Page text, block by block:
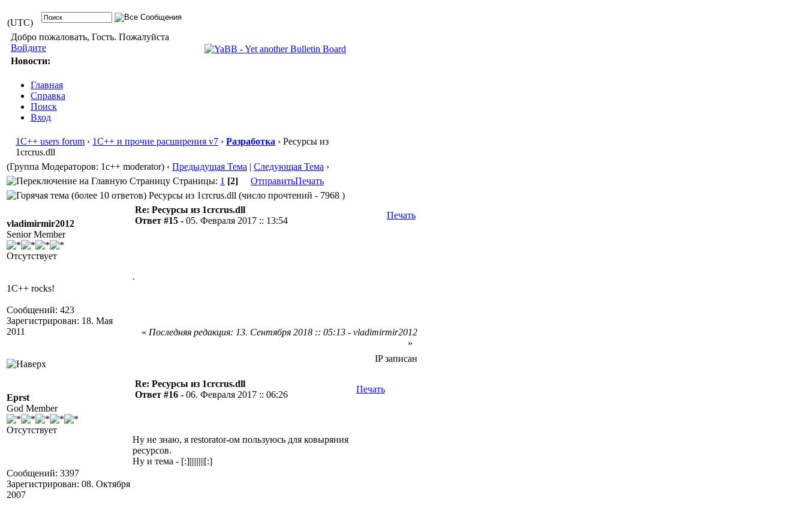
(UTC)
Добро пожаловать, Гость. Пожалуйста
Войдите
Новости:
Главная
Справка
Поиск
Вход
1С++ users forum › 1С++ и прочие расширения v7 › Разработка › Ресурсы из
1crcrus.dll
(Группа Модераторов: 1c++ moderator) ‹ Предыдущая Тема | Следующая Тема ›
Страницы: 1 [2] ОтправитьПечать
Ресурсы из 1crcrus.dll (число прочтений - 7968 )
vladimirmir2012
Senior Member
Отсутствует
1C++ rocks!
Сообщений: 423
Зарегистрирован: 18. Мая
2011
Re: Ресурсы из 1crcrus.dll
Ответ #15 - 05. Февраля 2017 :: 13:54
Печать
.
« Последняя редакция: 13. Сентября 2018 :: 05:13 - vladimirmir2012
»
IP записан
Eprst
God Member
Отсутствует
Сообщений: 3397
Зарегистрирован: 08. Октября
2007
Re: Ресурсы из 1crcrus.dll
Ответ #16 - 06. Февраля 2017 :: 06:26
Печать
Ну не знаю, я restorator-ом пользуюсь для ковыряния
ресурсов.
Ну и тема - [:]||||||||[:]